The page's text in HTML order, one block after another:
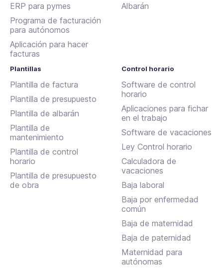
ERP para pymes
Programa de facturación
para autónomos
Aplicación para hacer
facturas
Albarán
Plantillas
Plantilla de factura
Plantilla de presupuesto
Plantilla de albarán
Plantilla de
mantenimiento
Plantilla de control
horario
Plantilla de presupuesto
de obra
Control horario
Software de control
horario
Aplicaciones para fichar
en el trabajo
Software de vacaciones
Ley Control horario
Calculadora de
vacaciones
Baja laboral
Baja por enfermedad
común
Baja de maternidad
Baja de paternidad
Maternidad para
autónomas